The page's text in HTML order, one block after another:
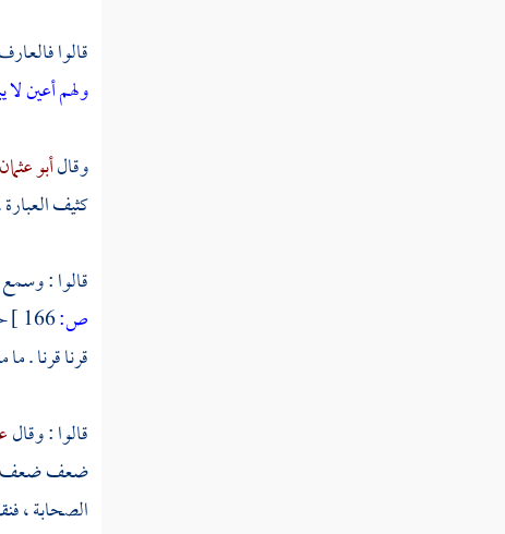
قالوا
ولهم أعين
وقالأبو
كثيف
قالوا : وسمع
ص:166 ]
قرنا قرنا .
قالوا : وقال
ضعف ضعف
الصحابة ،